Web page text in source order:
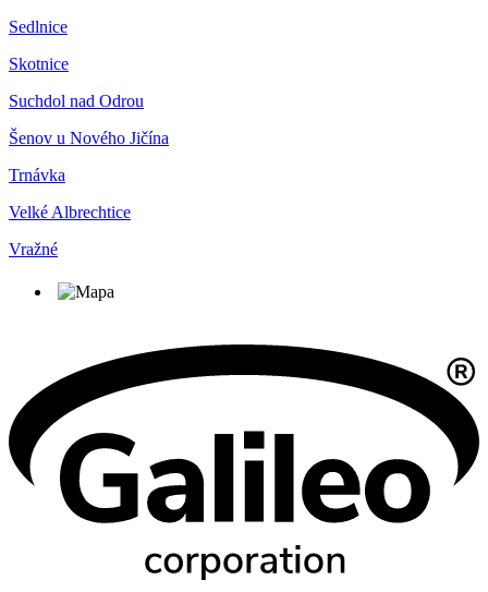
Sedlnice
Skotnice
Suchdol nad Odrou
Šenov u Nového Jičína
Trnávka
Velké Albrechtice
Vražné